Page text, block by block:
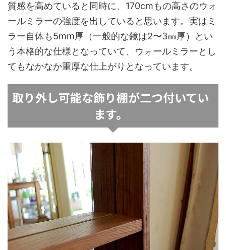
質感を高めていると同時に、170cmもの高さのウォ
ールミラーの強度を出していると思います。実はミ
ラー自体も5mm厚（一般的な鏡は2〜3㎜厚）とい
う本格的な仕様となっていて、ウォールミラーとし
てもなかなか重厚な仕上がりとなっています。
取り外し可能な飾り棚が二つ付いてい
ます。